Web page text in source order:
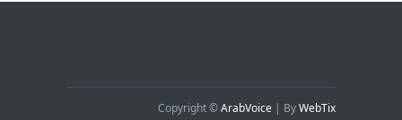
Copyright ©ArabVoice | ByWebTix